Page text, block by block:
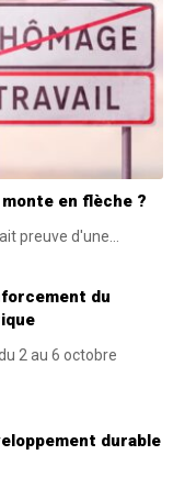
monte en flèche ?
preuve d'une
du
2 au 6 octobre
durable